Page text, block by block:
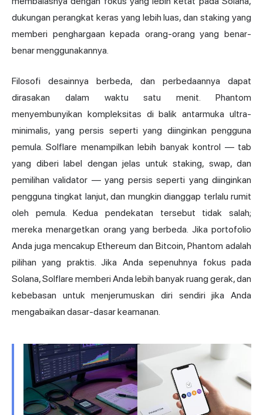
dukungan perangkat keras yang lebih luas, dan staking yang
memberi penghargaan kepada orang-orang yang benar-
benar menggunakannya.
Filosofi desainnya berbeda, dan perbedaannya dapat
dirasakan dalam waktu satu menit. Phantom
menyembunyikan kompleksitas di balik antarmuka ultra-
minimalis, yang persis seperti yang diinginkan pengguna
pemula. Solflare menampilkan lebih banyak kontrol — tab
yang diberi label dengan jelas untuk staking, swap, dan
pemilihan validator — yang persis seperti yang diinginkan
pengguna tingkat lanjut, dan mungkin dianggap terlalu rumit
oleh pemula. Kedua pendekatan tersebut tidak salah;
mereka menargetkan orang yang berbeda. Jika portofolio
Anda juga mencakup Ethereum dan Bitcoin, Phantom adalah
pilihan yang praktis. Jika Anda sepenuhnya fokus pada
Solana, Solflare memberi Anda lebih banyak ruang gerak, dan
kebebasan untuk menjerumuskan diri sendiri jika Anda
mengabaikan dasar-dasar keamanan.